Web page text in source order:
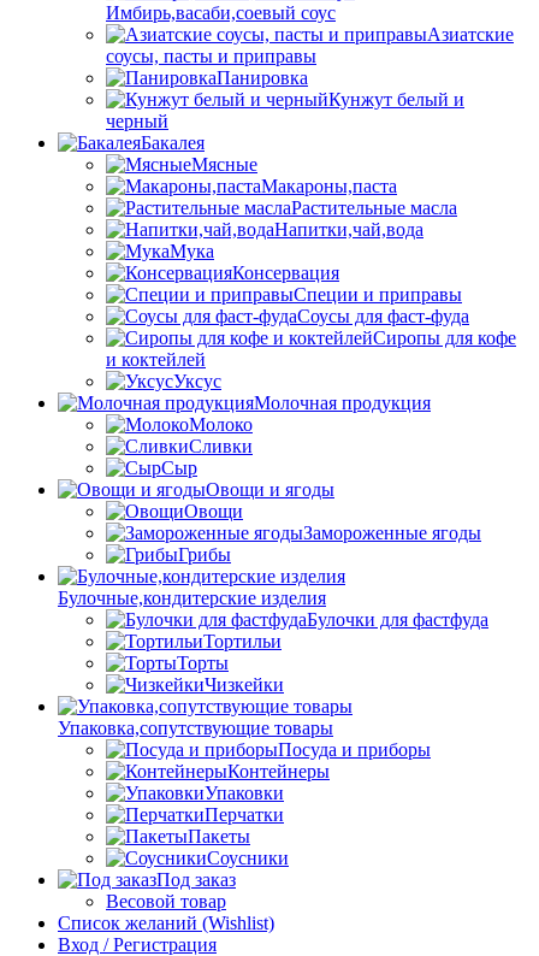
Имбирь,васаби,соевый соус
Азиатские
соусы, пасты и приправы
Панировка
Кунжут белый и
черный
Бакалея
Мясные
Макароны,паста
Растительные масла
Напитки,чай,вода
Мука
Консервация
Специи и приправы
Соусы для фаст-фуда
Сиропы для кофе
и коктейлей
Уксус
Молочная продукция
Молоко
Сливки
Сыр
Овощи и ягоды
Овощи
Замороженные ягоды
Грибы
Булочные,кондитерские изделия
Булочки для фастфуда
Тортильи
Торты
Чизкейки
Упаковка,сопутствующие товары
Посуда и приборы
Контейнеры
Упаковки
Перчатки
Пакеты
Соусники
Под заказ
Весовой товар
Список желаний (Wishlist)
Вход / Регистрация